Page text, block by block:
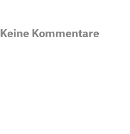
Keine Kommentare